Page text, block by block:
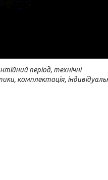
період, технічні
комплектація,